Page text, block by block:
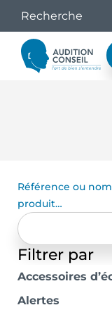
Référence ou nom
produit…
Filtrer par
Accessoires
Alertes